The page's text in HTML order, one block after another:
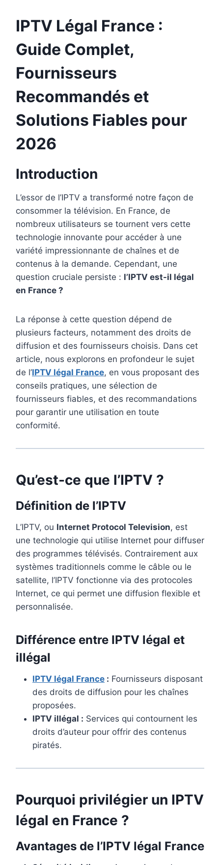
IPTV Légal France​ :
Guide Complet,
Fournisseurs
Recommandés et
Solutions Fiables pour
2026
Introduction
L’essor de l’IPTV a transformé notre façon de
consommer la télévision. En France, de
nombreux utilisateurs se tournent vers cette
technologie innovante pour accéder à une
variété impressionnante de chaînes et de
contenus à la demande. Cependant, une
question cruciale persiste : l’IPTV est-il légal
en France ?
La réponse à cette question dépend de
plusieurs facteurs, notamment des droits de
diffusion et des fournisseurs choisis. Dans cet
article, nous explorons en profondeur le sujet
de l’IPTV légal France, en vous proposant des
conseils pratiques, une sélection de
fournisseurs fiables, et des recommandations
pour garantir une utilisation en toute
conformité.
Qu’est-ce que l’IPTV ?
Définition de l’IPTV
L’IPTV, ou Internet Protocol Television, est
une technologie qui utilise Internet pour diffuser
des programmes télévisés. Contrairement aux
systèmes traditionnels comme le câble ou le
satellite, l’IPTV fonctionne via des protocoles
Internet, ce qui permet une diffusion flexible et
personnalisée.
Différence entre IPTV légal et
illégal
IPTV légal France ​ : Fournisseurs disposant
des droits de diffusion pour les chaînes
proposées.
IPTV illégal : Services qui contournent les
droits d’auteur pour offrir des contenus
piratés.
Pourquoi privilégier un IPTV
légal en France​ ?
Avantages de l’IPTV légal France​